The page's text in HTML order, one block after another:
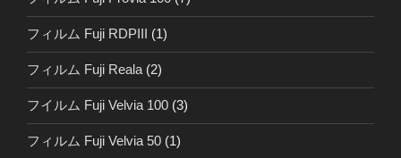
フィルム Fuji RDPIII (1)
フィルム Fuji Reala (2)
フイルム Fuji Velvia 100 (3)
フィルム Fuji Velvia 50 (1)